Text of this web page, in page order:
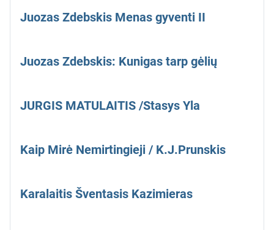
Juozas Zdebskis Menas gyventi II
Juozas Zdebskis: Kunigas tarp gėlių
JURGIS MATULAITIS /Stasys Yla
Kaip Mirė Nemirtingieji / K.J.Prunskis
Karalaitis Šventasis Kazimieras